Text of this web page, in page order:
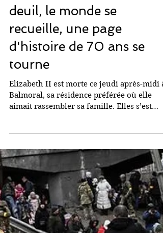
8 sept. 2022
Elizabeth II: Londres en
deuil, le monde se
recueille, une page
d'histoire de 70 ans se
Balmoral, sa résidence préférée où elle
aimait rassembler sa famille. Elles s’est
éteinte «...